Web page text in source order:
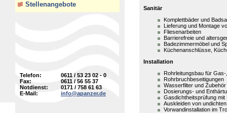
Stellenangebote
Telefon:
Fax:
Notdienst:
E-Mail:
0611 / 53 23 02 - 0
0611 / 56 55 37
0171 / 758 61 63
info@apanzer.de
Sanitär
Komplettbäder und
Lieferung und Montage
Fliesenarbeiten
Barrierefreie und
Badezimmermöbel und
Küchenanschlüsse,
Installation
Rohrleitungsbau für
Rohrbruchbeseitigungen
Wasserfilter und
Dosierungs- und
Gasdichtheitsprüfung mit
Auskleiden von
Vorwandinstallation im